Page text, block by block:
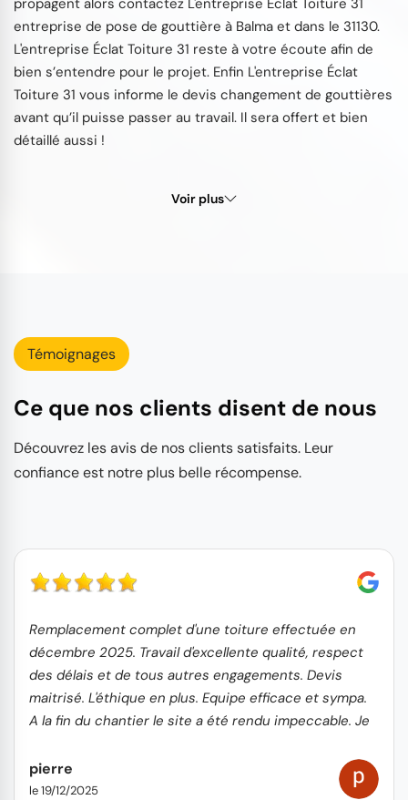
entreprise de pose de gouttière à Balma et dans le 31130.
L'entreprise Éclat Toiture 31 reste à votre écoute afin de
bien s’entendre pour le projet. Enfin L'entreprise Éclat
Toiture 31 vous informe le devis changement de gouttières
avant qu’il puisse passer au travail. Il sera offert et bien
détaillé aussi !
Voir plus
Témoignages
Ce que nos clients disent de nous
Découvrez les avis de nos clients satisfaits. Leur
confiance est notre plus belle récompense.
Remplacement complet d'une toiture effectuée en
décembre 2025. Travail d'excellente qualité, respect
des délais et de tous autres engagements. Devis
maitrisé. L'éthique en plus. Equipe efficace et sympa.
A la fin du chantier le site a été rendu impeccable. Je
pierre
le 19/12/2025